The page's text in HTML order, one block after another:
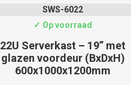
SWS-6022
✓ Op voorraad
22U Serverkast – 19” met
glazen voordeur (BxDxH)
600x1000x1200mm